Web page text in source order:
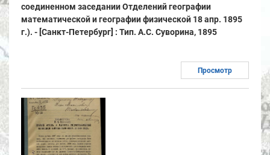
соединенном заседании Отделений географии
математической и географии физической 18 апр. 1895
г.). - [Санкт-Петербург] : Тип. А.С. Суворина, 1895
Просмотр